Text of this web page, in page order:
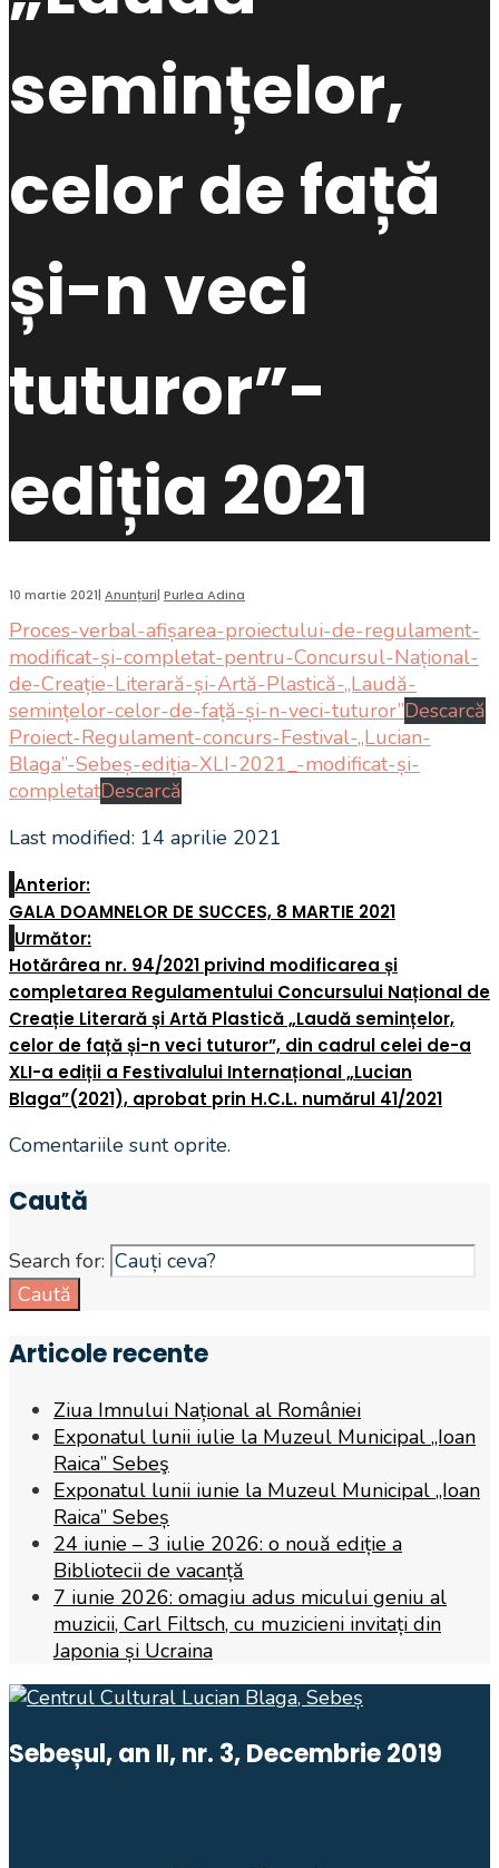
semințelor,
celor de față
și-n veci
tuturor”-
ediția 2021
10 martie 2021| Anunțuri| Purlea Adina
Proces-verbal-afișarea-proiectului-de-regulament-
modificat-și-completat-pentru-Concursul-Național-
de-Creație-Literară-și-Artă-Plastică-„Laudă-
semințelor-celor-de-față-și-n-veci-tuturor”Descarcă
Proiect-Regulament-concurs-Festival-„Lucian-
Blaga”-Sebeș-ediția-XLI-2021_-modificat-și-
completatDescarcă
Last modified: 14 aprilie 2021
Anterior:
GALA DOAMNELOR DE SUCCES, 8 MARTIE 2021
Următor:
Hotărârea nr. 94/2021 privind modificarea și
completarea Regulamentului Concursului Național de
Creație Literară și Artă Plastică „Laudă semințelor,
celor de față și-n veci tuturor”, din cadrul celei de-a
XLI-a ediții a Festivalului Internațional „Lucian
Blaga”(2021), aprobat prin H.C.L. numărul 41/2021
Comentariile sunt oprite.
Caută
Search for:
Caută
Articole recente
Ziua Imnului Național al României
Exponatul lunii iulie la Muzeul Municipal „Ioan
Raica” Sebeş
Exponatul lunii iunie la Muzeul Municipal „Ioan
Raica” Sebeș
24 iunie – 3 iulie 2026: o nouă ediție a
Bibliotecii de vacanță
7 iunie 2026: omagiu adus micului geniu al
muzicii, Carl Filtsch, cu muzicieni invitați din
Japonia și Ucraina
Sebeșul, an II, nr. 3, Decembrie 2019